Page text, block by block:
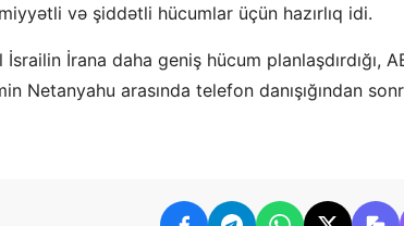
və şiddətli hücumlar üçün hazırlıq idi.
İrana daha geniş hücum planlaşdırdığı,
Netanyahu arasında telefon danışığından